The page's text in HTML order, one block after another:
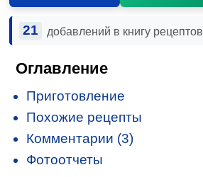
21 добавлений в книгу рецептов
Оглавление
Приготовление
Похожие рецепты
Комментарии (3)
Фотоотчеты